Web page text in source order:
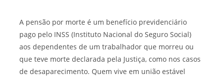
A pensão por morte é um benefício previdenciário
pago pelo INSS (Instituto Nacional do Seguro Social)
aos dependentes de um trabalhador que morreu ou
que teve morte declarada pela Justiça, como nos casos
de desaparecimento. Quem vive em união estável